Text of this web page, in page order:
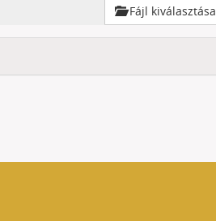
Fájl kiválasztása